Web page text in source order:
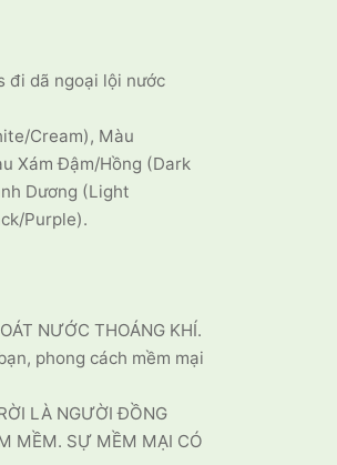
đi dã ngoại lội nước
Cream), Màu
Xám Đậm/Hồng (Dark
Dương (Light
Purple).
NƯỚC THOÁNG KHÍ.
phong cách mềm mại
LÀ NGƯỜI ĐỒNG
MỀM. SỰ MỀM MẠI CÓ